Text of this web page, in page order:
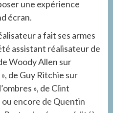
une expérience
écran.
a fait ses armes
assistant réalisateur de
Woody Allen sur
de Guy Ritchie sur
», de Clint
ou encore de Quentin